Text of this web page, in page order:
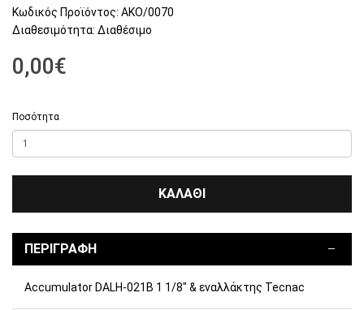
Κωδικός Προϊόντος: ΑΚΟ/0070
Διαθεσιμότητα: Διαθέσιμο
0,00€
Ποσότητα
ΚΑΛΆΘΙ
ΠΕΡΙΓΡΑΦΉ
Accumulator DALH-021B 1 1/8" & εναλλάκτης Tecnac